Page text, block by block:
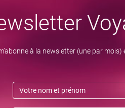
à la newsletter (une par